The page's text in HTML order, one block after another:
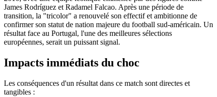
James Rodríguez et Radamel Falcao. Après une période de
transition, la "tricolor" a renouvelé son effectif et ambitionne de
confirmer son statut de nation majeure du football sud-américain. Un
résultat face au Portugal, l'une des meilleures sélections
européennes, serait un puissant signal.
Impacts immédiats du choc
Les conséquences d'un résultat dans ce match sont directes et
tangibles :